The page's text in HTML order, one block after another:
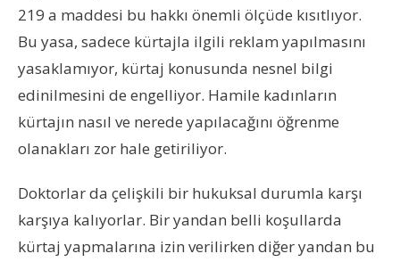
219 a maddesi bu hakkı önemli ölçüde kısıtlıyor.
Bu yasa, sadece kürtajla ilgili reklam yapılmasını
yasaklamıyor, kürtaj konusunda nesnel bilgi
edinilmesini de engelliyor. Hamile kadınların
kürtajın nasıl ve nerede yapılacağını öğrenme
olanakları zor hale getiriliyor.
Doktorlar da çelişkili bir hukuksal durumla karşı
karşıya kalıyorlar. Bir yandan belli koşullarda
kürtaj yapmalarına izin verilirken diğer yandan bu